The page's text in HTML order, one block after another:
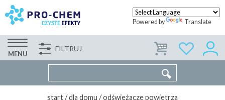
Powered by Translate
MENU
FILTRUJ WSPÓŁPRACA KONTAKT
start/dla domu /odświeżacze powietrza